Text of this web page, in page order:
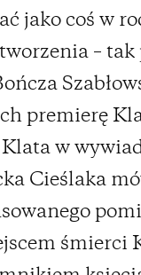
jako coś w
–
premierę
w
Cieślaka
śmierci